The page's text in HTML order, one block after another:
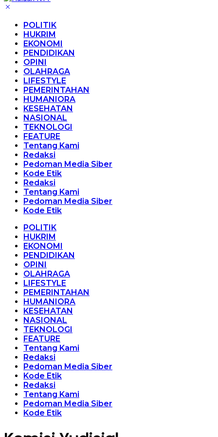
POLITIK
HUKRIM
EKONOMI
PENDIDIKAN
OPINI
OLAHRAGA
LIFESTYLE
PEMERINTAHAN
HUMANIORA
KESEHATAN
NASIONAL
TEKNOLOGI
FEATURE
Tentang Kami
Redaksi
Pedoman Media Siber
Kode Etik
Redaksi
Tentang Kami
Pedoman Media Siber
Kode Etik
POLITIK
HUKRIM
EKONOMI
PENDIDIKAN
OPINI
OLAHRAGA
LIFESTYLE
PEMERINTAHAN
HUMANIORA
KESEHATAN
NASIONAL
TEKNOLOGI
FEATURE
Tentang Kami
Redaksi
Pedoman Media Siber
Kode Etik
Redaksi
Tentang Kami
Pedoman Media Siber
Kode Etik